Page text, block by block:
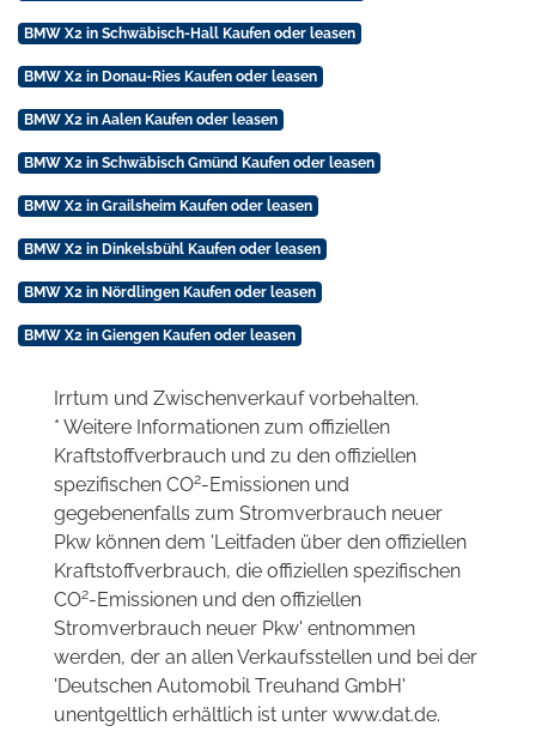
BMW X2 in Schwäbisch-Hall Kaufen oder leasen
BMW X2 in Donau-Ries Kaufen oder leasen
BMW X2 in Aalen Kaufen oder leasen
BMW X2 in Schwäbisch Gmünd Kaufen oder leasen
BMW X2 in Grailsheim Kaufen oder leasen
BMW X2 in Dinkelsbühl Kaufen oder leasen
BMW X2 in Nördlingen Kaufen oder leasen
BMW X2 in Giengen Kaufen oder leasen
Irrtum und Zwischenverkauf vorbehalten.
* Weitere Informationen zum offiziellen
Kraftstoffverbrauch und zu den offiziellen
spezifischen CO2-Emissionen und
gegebenenfalls zum Stromverbrauch neuer
Pkw können dem 'Leitfaden über den offiziellen
Kraftstoffverbrauch, die offiziellen spezifischen
CO2-Emissionen und den offiziellen
Stromverbrauch neuer Pkw' entnommen
werden, der an allen Verkaufsstellen und bei der
'Deutschen Automobil Treuhand GmbH'
unentgeltlich erhältlich ist unter www.dat.de.